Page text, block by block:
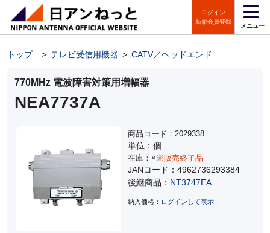
ログイン
新規会員登録
メニュー
トップ > テレビ受信用機器 > CATV／ヘッドエンド
770MHz 電波障害対策用増幅器
NEA7737A
商品コード：2029338
単位：個
在庫：× ※販売終了品
JANコード：4962736293384
後継商品： NT3747EA
納入価格： ログインして表示